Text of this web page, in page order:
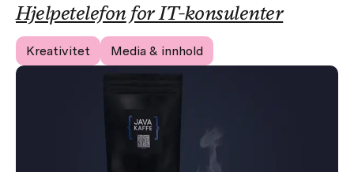
Hjelpetelefonfor IT-konsulenter
Kreativitet Media & innhold